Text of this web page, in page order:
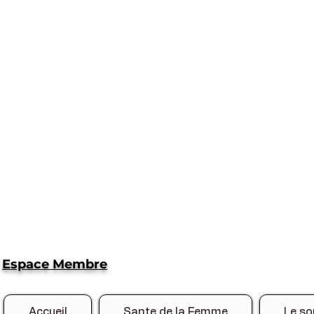
Espace Membre
Accueil Sante de la Femme Le